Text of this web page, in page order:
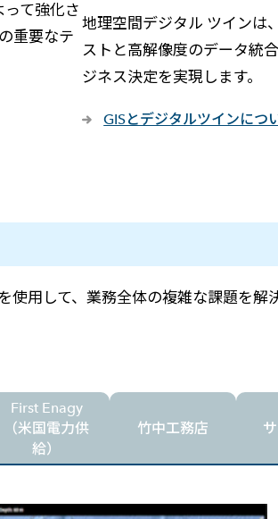
て強化さ
重要なテ
地理空間デジタル ツインは
ストと高解像度のデータ統
ジネス決定を実現します。
GISとデジタルツインにつ
使用して、業務全体の複雑な課題を解
First Enagy
（米国電力供
給）
竹中工務店